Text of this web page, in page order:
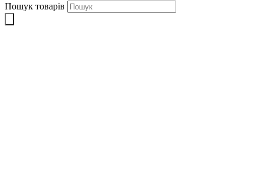
Пошук товарів